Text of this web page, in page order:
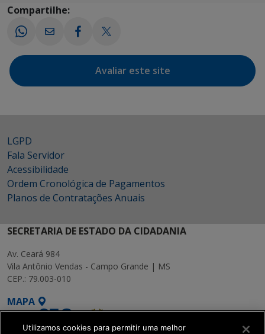
Compartilhe:
Avaliar este site
LGPD
Fala Servidor
Acessibilidade
Ordem Cronológica de Pagamentos
Planos de Contratações Anuais
SECRETARIA DE ESTADO DA CIDADANIA
Av. Ceará 984
Vila Antônio Vendas - Campo Grande | MS
CEP.: 79.003-010
MAPA
Utilizamos cookies para permitir uma melhor